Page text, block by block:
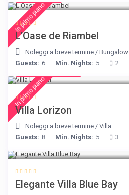
In primo piano
L’Oase de Riambel
Noleggi a breve termine /Bungalow
Guests: 6 Min. Nights: 5 2
In primo piano
Villa Lorizon
Noleggi a breve termine /Villa
Guests: 8 Min. Nights: 5 3
Elegante Villa Blue Bay